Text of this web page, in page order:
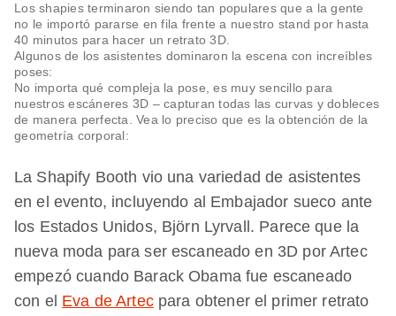
Los shapies terminaron siendo tan populares que a la gente
no le importó pararse en fila frente a nuestro stand por hasta
40 minutos para hacer un retrato 3D.
Algunos de los asistentes dominaron la escena con increíbles
poses:
No importa qué compleja la pose, es muy sencillo para
nuestros escáneres 3D – capturan todas las curvas y dobleces
de manera perfecta. Vea lo preciso que es la obtención de la
geometría corporal:
La Shapify Booth vio una variedad de asistentes
en el evento, incluyendo al Embajador sueco ante
los Estados Unidos, Björn Lyrvall. Parece que la
nueva moda para ser escaneado en 3D por Artec
empezó cuando Barack Obama fue escaneado
con el Eva de Artecpara obtener el primer retrato